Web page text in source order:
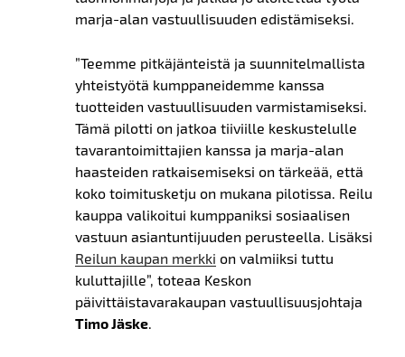
marja-alan vastuullisuuden edistämiseksi.
”Teemme pitkäjänteistä ja suunnitelmallista
yhteistyötä kumppaneidemme kanssa
tuotteiden vastuullisuuden varmistamiseksi.
Tämä pilotti on jatkoa tiiviille keskustelulle
tavarantoimittajien kanssa ja marja-alan
haasteiden ratkaisemiseksi on tärkeää, että
koko toimitusketju on mukana pilotissa. Reilu
kauppa valikoitui kumppaniksi sosiaalisen
vastuun asiantuntijuuden perusteella. Lisäksi
Reilun kaupan merkki on valmiiksi tuttu
kuluttajille”, toteaa Keskon
päivittäistavarakaupan vastuullisuusjohtaja
Timo Jäske.